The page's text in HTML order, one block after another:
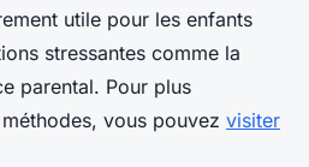
utile pour les enfants
stressantes comme la
parental. Pour plus
vous pouvez visiter